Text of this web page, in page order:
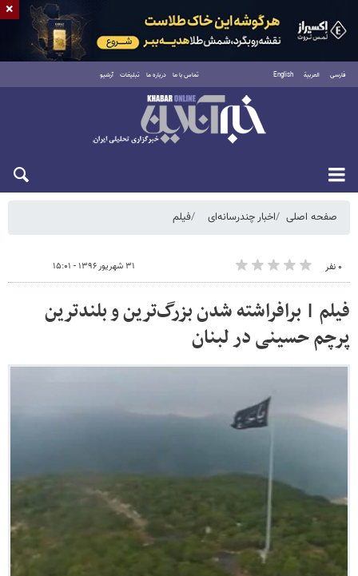
فارسی العربية English تماس با ما درباره ما تبلیغات آرشیو
جمعه ۱۶ مرداد ۱۴۰۵
صفحه اصلی اخبار چندرسانه‌ای فیلم
۰ نفر ۳۱ شهریور ۱۳۹۶ - ۱۵:۰۱
فیلم | برافراشته شدن بزرگ‌ترین و بلندترین
پرچم حسینی در لبنان
×